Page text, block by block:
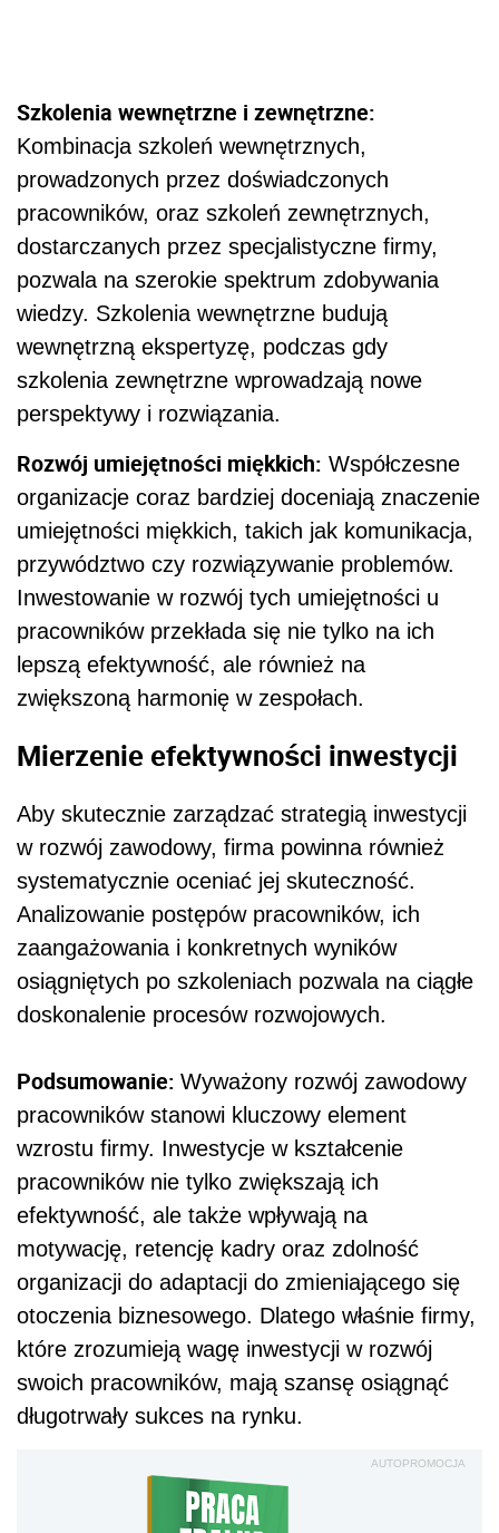
Szkolenia wewnętrzne i zewnętrzne:
Kombinacja szkoleń wewnętrznych,
prowadzonych przez doświadczonych
pracowników, oraz szkoleń zewnętrznych,
dostarczanych przez specjalistyczne firmy,
pozwala na szerokie spektrum zdobywania
wiedzy. Szkolenia wewnętrzne budują
wewnętrzną ekspertyzę, podczas gdy
szkolenia zewnętrzne wprowadzają nowe
perspektywy i rozwiązania.
Rozwój umiejętności miękkich: Współczesne
organizacje coraz bardziej doceniają znaczenie
umiejętności miękkich, takich jak komunikacja,
przywództwo czy rozwiązywanie problemów.
Inwestowanie w rozwój tych umiejętności u
pracowników przekłada się nie tylko na ich
lepszą efektywność, ale również na
zwiększoną harmonię w zespołach.
Mierzenie efektywności inwestycji
Aby skutecznie zarządzać strategią inwestycji
w rozwój zawodowy, firma powinna również
systematycznie oceniać jej skuteczność.
Analizowanie postępów pracowników, ich
zaangażowania i konkretnych wyników
osiągniętych po szkoleniach pozwala na ciągłe
doskonalenie procesów rozwojowych.
Podsumowanie: Wyważony rozwój zawodowy
pracowników stanowi kluczowy element
wzrostu firmy. Inwestycje w kształcenie
pracowników nie tylko zwiększają ich
efektywność, ale także wpływają na
motywację, retencję kadry oraz zdolność
organizacji do adaptacji do zmieniającego się
otoczenia biznesowego. Dlatego właśnie firmy,
które zrozumieją wagę inwestycji w rozwój
swoich pracowników, mają szansę osiągnąć
długotrwały sukces na rynku.
AUTOPROMOCJA